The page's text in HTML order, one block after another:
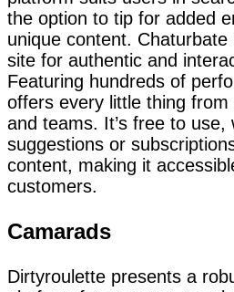
the option to tip for added
unique content.
site for authentic and
Featuring hundreds of
offers every little thing
and teams. It’s free to use,
suggestions or
content, making it
customers.
Camarads
Dirtyroulette presents a